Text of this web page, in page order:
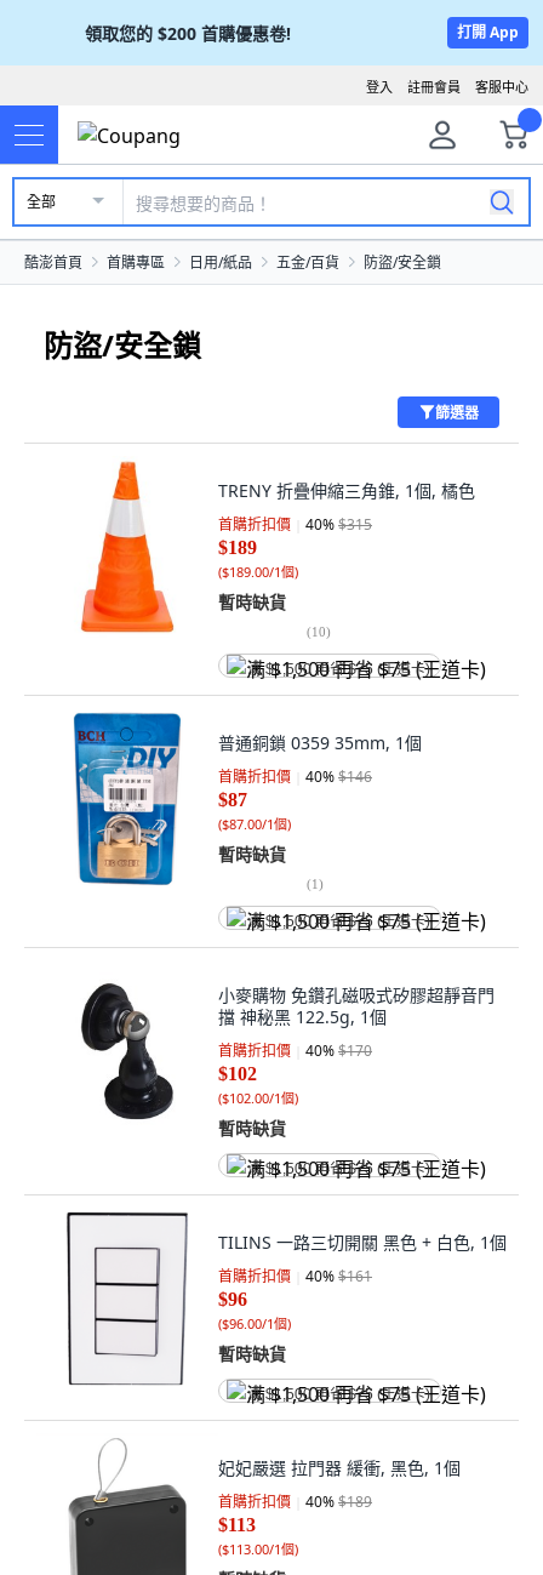
領取您的 $200 首購優惠卷! 打開 App
客服中心
註冊會員
登入
全部
酷澎首頁 首購專區 日用/紙品 五金/百貨 防盜/安全鎖
防盜/安全鎖
篩選器
TRENY 折疊伸縮三角錐, 1個, 橘色
首購折扣價 40%$315
$189
($189.00/1個)
暫時缺貨
(10)
满 $1,500 再省 $75 (王道卡)
普通銅鎖 0359 35mm, 1個
首購折扣價 40%$146
$87
($87.00/1個)
暫時缺貨
(1)
满 $1,500 再省 $75 (王道卡)
小麥購物 免鑽孔磁吸式矽膠超靜音門
擋 神秘黑 122.5g, 1個
首購折扣價 40%$170
$102
($102.00/1個)
暫時缺貨
满 $1,500 再省 $75 (王道卡)
TILINS 一路三切開關 黑色 + 白色, 1個
首購折扣價 40%$161
$96
($96.00/1個)
暫時缺貨
满 $1,500 再省 $75 (王道卡)
妃妃嚴選 拉門器 緩衝, 黑色, 1個
首購折扣價 40%$189
$113
($113.00/1個)